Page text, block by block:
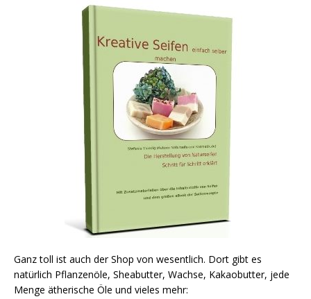
Ganz toll ist auch der Shop von wesentlich. Dort gibt es
natürlich Pflanzenöle, Sheabutter, Wachse, Kakaobutter, jede
Menge ätherische Öle und vieles mehr: